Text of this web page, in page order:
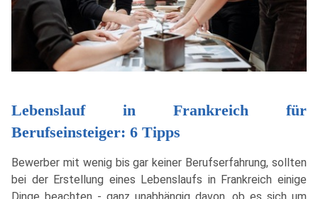
Lebenslauf in Frankreich für
Berufseinsteiger: 6 Tipps
Bewerber mit wenig bis gar keiner Berufserfahrung, sollten
bei der Erstellung eines Lebenslaufs in Frankreich einige